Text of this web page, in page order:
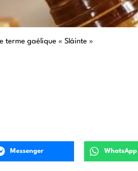
terme gaélique « Sláinte »
Messenger WhatsApp